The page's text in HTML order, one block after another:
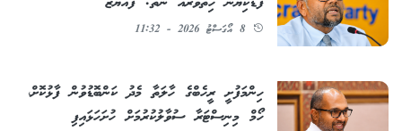
8 އޯގަސްޓު 2026 - 11:32
ހިންމަފުށީ ރީހެބްގެ ހާލަތާ މެދު ކަންބޮޑުވުން ފާޅުކޮށް،
ހޯމް މިނިސްޓަރާ ސުވާލުކުރުމަށް ހުށަހަޅައިފި